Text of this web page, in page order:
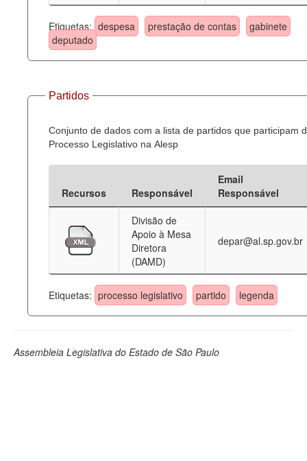
Etiquetas: despesa prestação de contas
gabinete
deputado
Partidos
Conjunto de dados com a lista de partidos que participam
Processo Legislativo na Alesp
Recursos Responsável
Email
Responsável
Divisão de
Apoio à Mesa
Diretora
(DAMD)
depar@al.sp.gov.br
Etiquetas: processo legislativo partido legenda
Assembleia Legislativa do Estado de São Paulo